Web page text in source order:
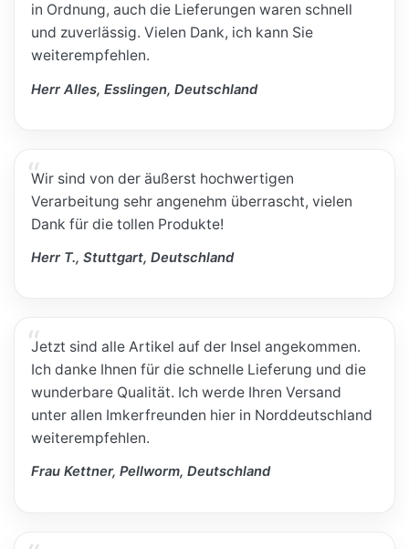
in Ordnung, auch die Lieferungen waren schnell
und zuverlässig. Vielen Dank, ich kann Sie
weiterempfehlen.
Herr Alles, Esslingen, Deutschland
Wir sind von der äußerst hochwertigen
Verarbeitung sehr angenehm überrascht, vielen
Dank für die tollen Produkte!
Herr T., Stuttgart, Deutschland
Jetzt sind alle Artikel auf der Insel angekommen.
Ich danke Ihnen für die schnelle Lieferung und die
wunderbare Qualität. Ich werde Ihren Versand
unter allen Imkerfreunden hier in Norddeutschland
weiterempfehlen.
Frau Kettner, Pellworm, Deutschland